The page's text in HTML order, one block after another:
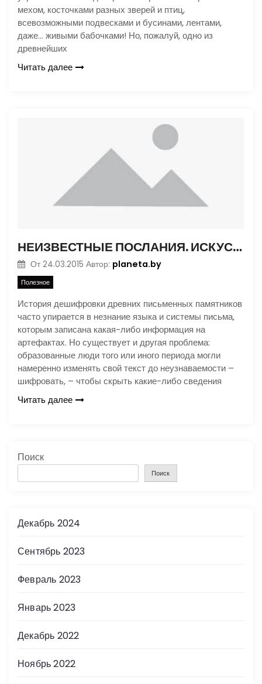
мехом, косточками разных зверей и птиц,
всевозможными подвесками и бусинами, лентами,
даже… живыми бабочками! Но, пожалуй, одно из
древнейших
Читать далее
НЕИЗВЕСТНЫЕ ПОСЛАНИЯ. ИСКУССТВО ШИФРОВАНИЯ
От 24.03.2015 Автор: planeta.by
Полезное
История дешифровки древних письменных памятников
часто упирается в незнание языка и системы письма,
которым записана какая-либо информация на
артефактах. Но существует и другая проблема:
образованные люди того или иного периода могли
намеренно изменять свой текст до неузнаваемости –
шифровать, – чтобы скрыть какие-либо сведения
Читать далее
Поиск
Поиск
Декабрь 2024
Сентябрь 2023
Февраль 2023
Январь 2023
Декабрь 2022
Ноябрь 2022